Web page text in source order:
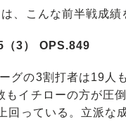
、こんな前半戦成績
3） OPS.849
グの3割打者は19人
イチローの方が圧
っている。立派な